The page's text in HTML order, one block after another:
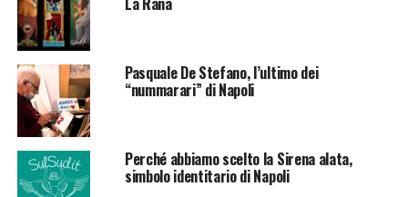
Pasquale De Stefano, l’ultimo dei
“nummarari” di Napoli
Perché abbiamo scelto la Sirena alata,
simbolo identitario di Napoli